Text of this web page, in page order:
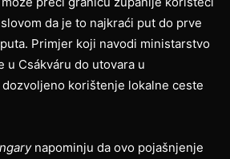
da je to najkraći put do prve
Primjer koji navodi ministarstvo
u Csákváru do utovara u
korištenje lokalne ceste
napominju da ovo pojašnjenje